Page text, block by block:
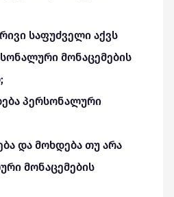
საფუძველი აქვს
მონაცემების
პერსონალური
და მოხდება თუ არა
მონაცემების